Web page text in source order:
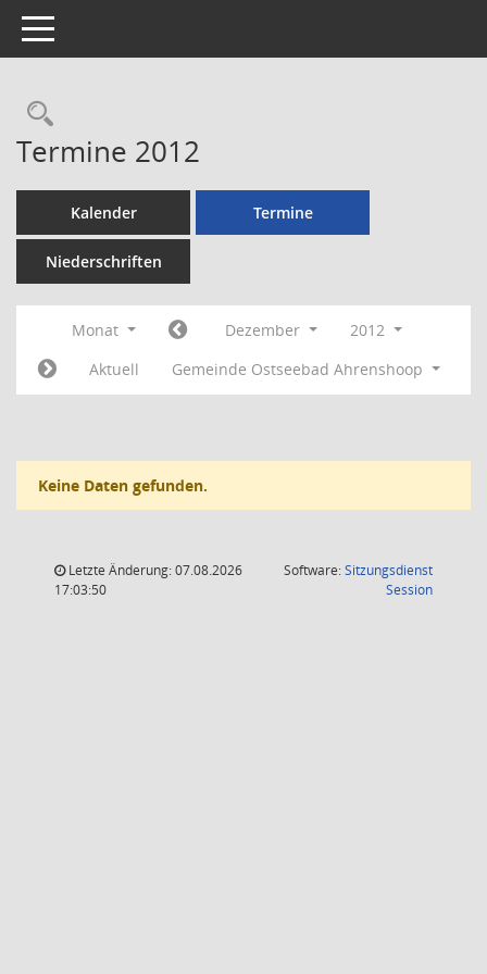
Toggle navigation
Rechercheauswahl
Termine 2012
Kalender Termine
Niederschriften
Monat Dezember
2012
Aktuell
Gemeinde Ostseebad Ahrenshoop
Keine Daten gefunden.
Letzte Änderung: 07.08.2026
17:03:50
Software:Sitzungsdienst
Session(Wird in